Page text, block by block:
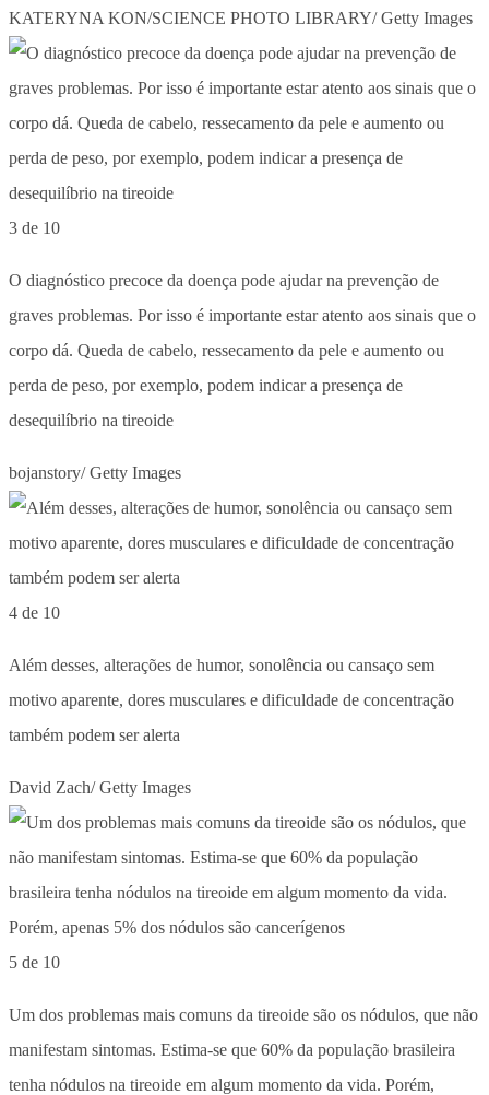
KATERYNA KON/SCIENCE PHOTO LIBRARY/ Getty Images
3 de 10
O diagnóstico precoce da doença pode ajudar na prevenção de
graves problemas. Por isso é importante estar atento aos sinais que o
corpo dá. Queda de cabelo, ressecamento da pele e aumento ou
perda de peso, por exemplo, podem indicar a presença de
desequilíbrio na tireoide
bojanstory/ Getty Images
4 de 10
Além desses, alterações de humor, sonolência ou cansaço sem
motivo aparente, dores musculares e dificuldade de concentração
também podem ser alerta
David Zach/ Getty Images
5 de 10
Um dos problemas mais comuns da tireoide são os nódulos, que não
manifestam sintomas. Estima-se que 60% da população brasileira
tenha nódulos na tireoide em algum momento da vida. Porém,